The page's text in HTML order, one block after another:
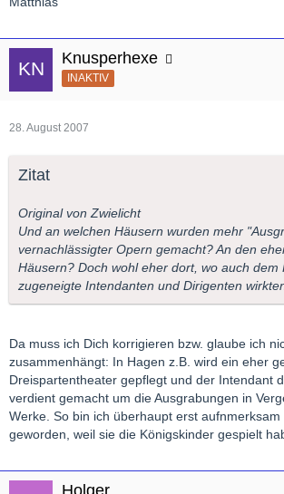
Knusperhexe
INAKTIV
28. August 2007
Zitat
Original von Zwielicht
Und an welchen Häusern wurden mehr
vernachlässigter Opern gemacht? An den
Häusern? Doch wohl eher dort, wo auch dem
zugeneigte Intendanten und Dirigenten
Da muss ich Dich korrigieren bzw. glaube ich
zusammenhängt: In Hagen z.B. wird ein eher
Dreispartentheater gepflegt und der Intendant
verdient gemacht um die Ausgrabungen in
Werke. So bin ich überhaupt erst aufnmerksam
geworden, weil sie die Königskinder gespielt
Holger